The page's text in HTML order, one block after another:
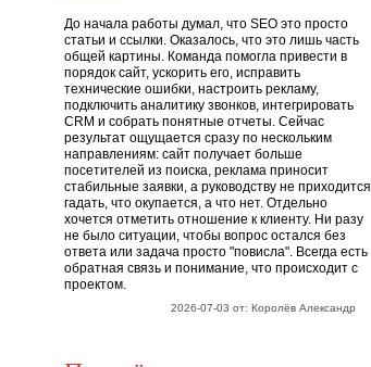
До начала работы думал, что SEO это просто
статьи и ссылки. Оказалось, что это лишь часть
общей картины. Команда помогла привести в
порядок сайт, ускорить его, исправить
технические ошибки, настроить рекламу,
подключить аналитику звонков, интегрировать
CRM и собрать понятные отчеты. Сейчас
результат ощущается сразу по нескольким
направлениям: сайт получает больше
посетителей из поиска, реклама приносит
стабильные заявки, а руководству не приходится
гадать, что окупается, а что нет. Отдельно
хочется отметить отношение к клиенту. Ни разу
не было ситуации, чтобы вопрос остался без
ответа или задача просто "повисла". Всегда есть
обратная связь и понимание, что происходит с
проектом.
2026-07-03 от: Королёв Александр